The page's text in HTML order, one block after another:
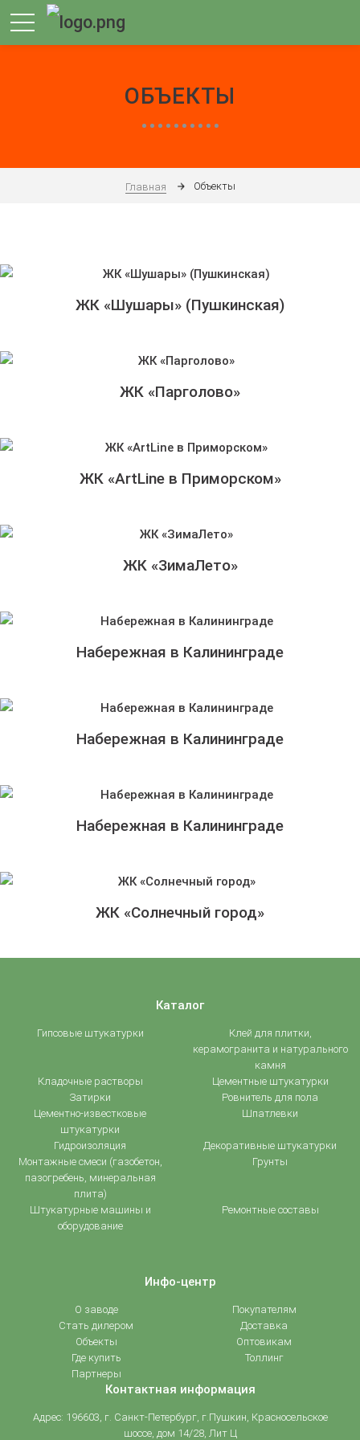
ОБЪЕКТЫ
Главная Объекты
ЖК «Шушары» (Пушкинская)
ЖК «Парголово»
ЖК «ArtLine в Приморском»
ЖК «ЗимаЛето»
Набережная в Калининграде
Набережная в Калининграде
Набережная в Калининграде
ЖК «Солнечный город»
Каталог
Гипсовые штукатурки
Клей для плитки,
керамогранита и натурального
камня
Кладочные растворы
Цементные штукатурки
Затирки
Ровнитель для пола
Цементно-известковые
штукатурки
Шпатлевки
Гидроизоляция
Декоративные штукатурки
Монтажные смеси (газобетон,
пазогребень, минеральная
плита)
Грунты
Штукатурные машины и
оборудование
Ремонтные составы
Инфо-центр
О заводе
Покупателям
Стать дилером
Доставка
Объекты
Оптовикам
Где купить
Толлинг
Партнеры
Контактная информация
Адрес: 196603, г. Санкт-Петербург, г.Пушкин, Красносельское
шоссе, дом 14/28, Лит Ц